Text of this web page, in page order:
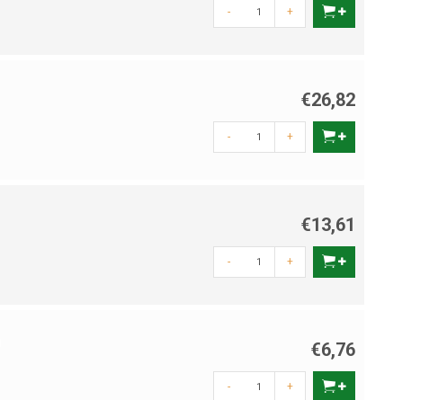
- +
€26,82
- +
€13,61
- +
€6,76
- +